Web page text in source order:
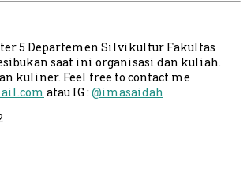
5 Departemen Silvikultur Fakultas
saat ini organisasi dan kuliah.
kuliner. Feel free to contact me
atau IG : @imasaidah